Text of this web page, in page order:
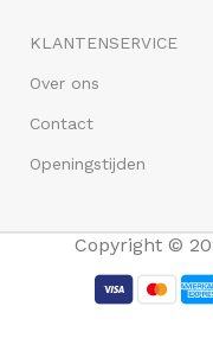
KLANTENSERVICE
Over ons
Contact
Openingstijden
Copyright ©